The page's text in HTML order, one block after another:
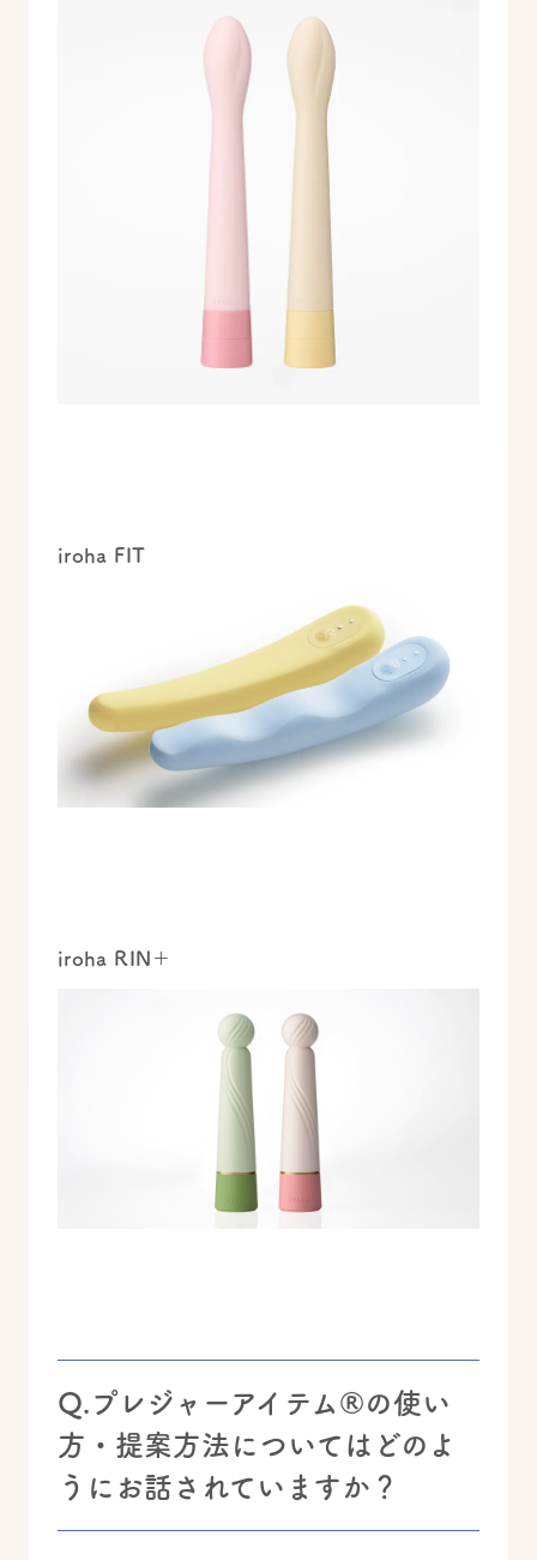
iroha FIT
iroha RIN＋
Q.プレジャーアイテム®の使い
方・提案方法についてはどのよ
うにお話されていますか？